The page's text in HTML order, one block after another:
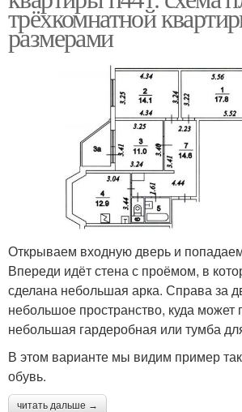
трёхкомнатной
размерами
Открываем входную дверь и
Впереди идёт стена с проёмом, в
сделана небольшая арка. Справа за
небольшое пространство, куда может
небольшая гардеробная или тумба
В этом варианте мы видим пример
обувь.
читать дальше →